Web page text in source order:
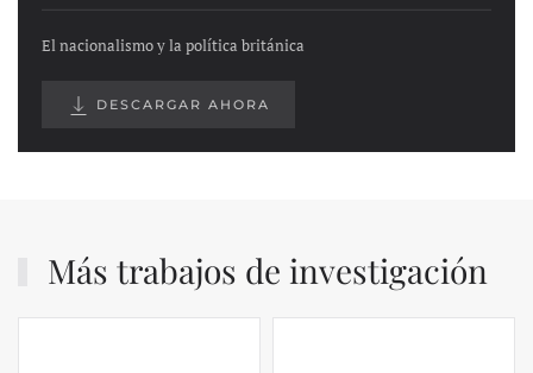
El nacionalismo y la política británica
DESCARGAR AHORA
Más trabajos de investigación